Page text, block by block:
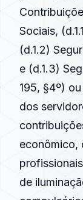
Sociais,
(d.1.2)
e (d.1.3)
195, §4º)
dos
econômico,
de